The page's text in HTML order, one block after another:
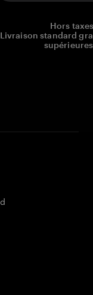
Hors
Livraison standard